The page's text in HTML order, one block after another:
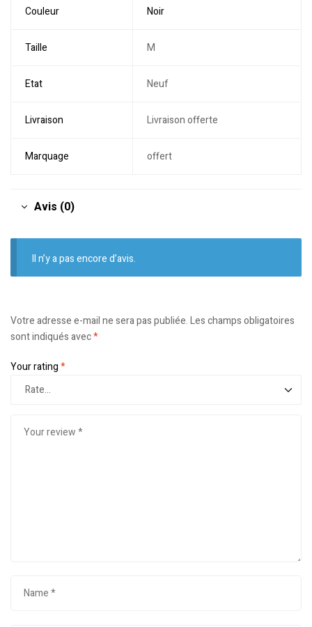
Couleur Noir
Taille M
Etat Neuf
Livraison Livraison offerte
Marquage offert
Avis (0)
Il n’y a pas encore d’avis.
Votre adresse e-mail ne sera pas publiée.Les champs obligatoires
sont indiqués avec*
Your rating*